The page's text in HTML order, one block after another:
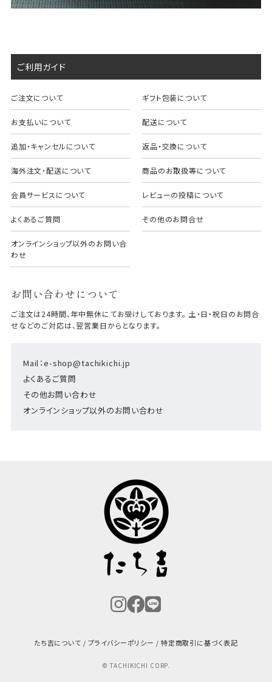
ご利用ガイド
ご注文について ギフト包装について
お支払いについて 配送について
追加・キャンセルについて 返品・交換について
海外注文・配送について 商品のお取扱等について
会員サービスについて レビューの投稿について
よくあるご質問 その他のお問合せ
オンラインショップ以外のお問い合
わせ
お問い合わせについて
Mail：e-shop@tachikichi.jp
よくあるご質問
その他お問い合わせ
オンラインショップ以外のお問い合わせ
ご注文は24時間、年中無休にてお受けしております。 土・日・祝日のお問合
せなどのご対応は、翌営業日からとなります。
たち吉について プライバシーポリシー 特定商取引に基づく表記
© TACHIKICHI CORP.